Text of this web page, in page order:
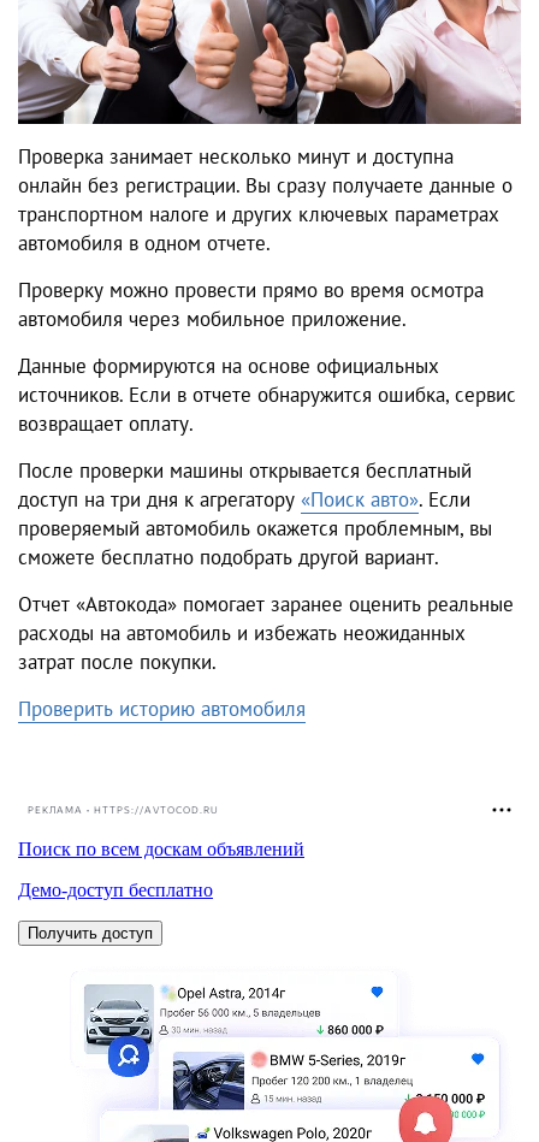
Проверка занимает несколько минут и доступна
онлайн без регистрации. Вы сразу получаете данные о
транспортном налоге и других ключевых параметрах
автомобиля в одном отчете.
Проверку можно провести прямо во время осмотра
автомобиля через мобильное приложение.
Данные формируются на основе официальных
источников. Если в отчете обнаружится ошибка, сервис
возвращает оплату.
После проверки машины открывается бесплатный
доступ на три дня к агрегатору «Поиск авто». Если
проверяемый автомобиль окажется проблемным, вы
сможете бесплатно подобрать другой вариант.
Отчет «Автокода» помогает заранее оценить реальные
расходы на автомобиль и избежать неожиданных
затрат после покупки.
Проверить историю автомобиля
РЕКЛАМА • HTTPS://AVTOCOD.RU